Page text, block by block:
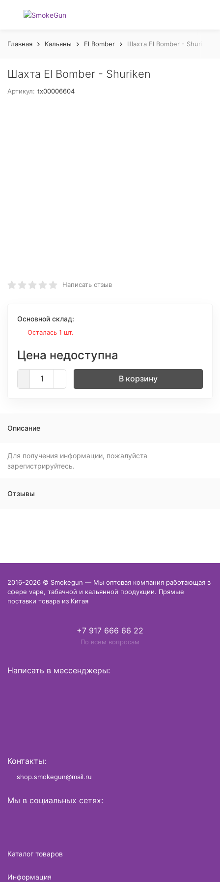
Главная Кальяны El Bomber Шахта El Bomber - Shuriken
Шахта El Bomber - Shuriken
Артикул: tx00006604
Написать отзыв
Основной склад:
Осталась 1 шт.
Цена недоступна
В корзину
Описание
Для получения информации, пожалуйста
зарегистрируйтесь.
Отзывы
2016-2026 © Smokegun — Мы оптовая компания работающая в
сфере vape, табачной и кальянной продукции. Прямые
поставки товара из Китая
+7 917 666 66 22
По всем вопросам
Написать в мессенджеры:
Контакты:
shop.smokegun@mail.ru
Мы в социальных сетях:
Каталог товаров
Информация